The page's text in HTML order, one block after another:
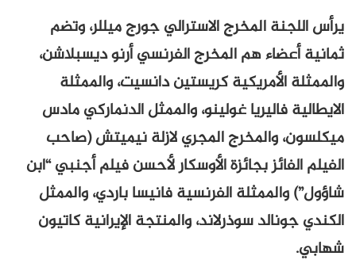
يرأس اللجنة المخرج الاسترالي جورج ميللر، وتضم
ثمانية أعضاء هم المخرج الفرنسي أرنو ديسبلاشن،
والممثلة الأمريكية كريستين دانسيت، والممثلة
الايطالية فاليريا غولينو، والممثل الدنماركي مادس
ميكلسون، والمخرج المجري لازلة نيميتش (صاحب
الفيلم الفائز بجائزة الأوسكار لأحسن فيلم أجنبي “ابن
شاؤول”) والممثلة الفرنسية فانيسا باردي، والممثل
الكندي جونالد سوذرلاند، والمنتجة الإيرانية كاتيون
شهابي.